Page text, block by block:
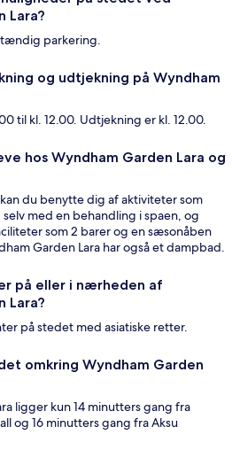
Lara?
parkering.
og udtjekning på Wyndham
til kl. 12.00. Udtjekning er kl. 12.00.
hos Wyndham Garden Lara og
du benytte dig af aktiviteter som
med en behandling i spaen, og
som 2 barer og en sæsonåben
Garden Lara har også et dampbad.
på eller i nærheden af
Lara?
på stedet med asiatiske retter.
omkring Wyndham Garden
ligger kun 14 minutters gang fra
og 16 minutters gang fra Aksu